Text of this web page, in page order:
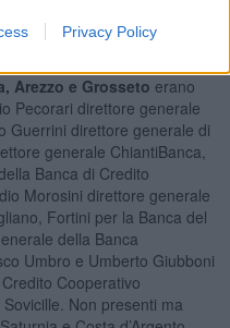
Privacy Policy
anni di crisi hanno
Arezzo e Grosseto erano
Pecorari direttore generale
Guerrini direttore generale di
generale ChiantiBanca,
Banca di Credito
Morosini direttore generale
Fortini per la Banca del
della Banca
Umbro e Umberto Giubboni
Cooperativo
Non presenti ma